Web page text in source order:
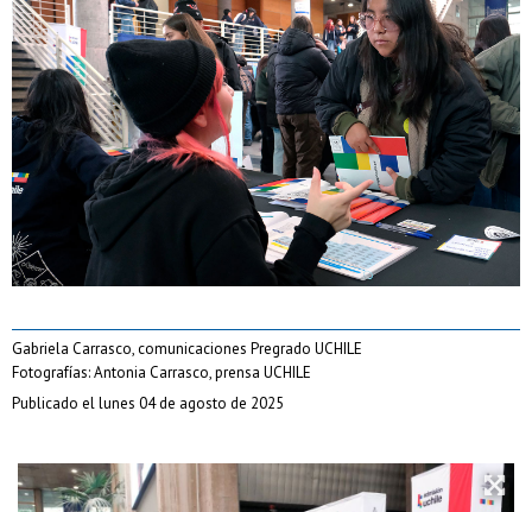
Gabriela Carrasco, comunicaciones Pregrado UCHILE
Fotografías: Antonia Carrasco, prensa UCHILE
Publicado el lunes 04 de agosto de 2025